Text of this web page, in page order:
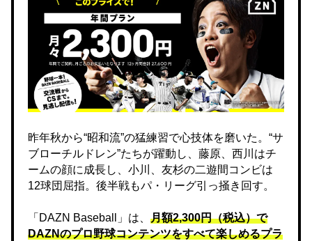
昨年秋から“昭和流”の猛練習で心技体を磨いた。“サ
ブローチルドレン”たちが躍動し、藤原、西川はチ
ームの顔に成長し、小川、友杉の二遊間コンビは
12球団屈指。後半戦もパ・リーグ引っ掻き回す。
「DAZN Baseball」は、 月額2,300円（税込）で
DAZNのプロ野球コンテンツをすべて楽しめるプラ